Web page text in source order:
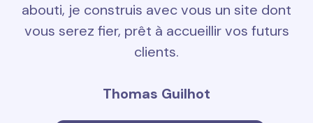
abouti, je construis avec vous un site dont
vous serez fier, prêt à accueillir vos futurs
clients.
Thomas Guilhot